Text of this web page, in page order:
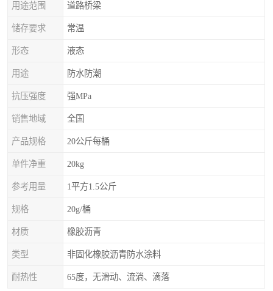
用途范围 道路桥梁
储存要求 常温
形态 液态
用途 防水防潮
抗压强度 强MPa
销售地域 全国
产品规格 20公斤每桶
单件净重 20kg
参考用量 1平方1.5公斤
规格 20g/桶
材质 橡胶沥青
类型 非固化橡胶沥青防水涂料
耐热性 65度，无滑动、流淌、滴落